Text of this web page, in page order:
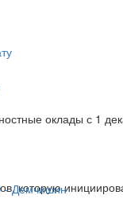
оклады с 1
которую